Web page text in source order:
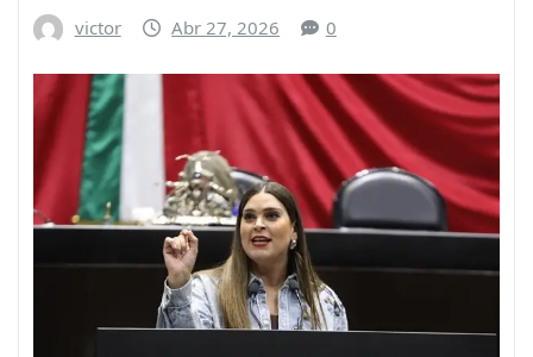
victor Abr 27, 2026 0